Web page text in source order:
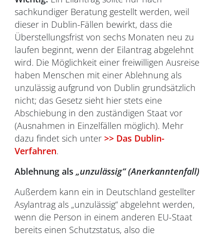
sachkundiger Beratung gestellt werden, weil
dieser in Dublin-Fällen bewirkt, dass die
Überstellungsfrist von sechs Monaten neu zu
laufen beginnt, wenn der Eilantrag abgelehnt
wird. Die Möglichkeit einer freiwilligen Ausreise
haben Menschen mit einer Ablehnung als
unzulässig aufgrund von Dublin grundsätzlich
nicht; das Gesetz sieht hier stets eine
Abschiebung in den zuständigen Staat vor
(Ausnahmen in Einzelfällen möglich). Mehr
dazu findet sich unter >> Das Dublin-
Verfahren.
Ablehnung als „unzulässig“ (Anerkanntenfall)
Außerdem kann ein in Deutschland gestellter
Asylantrag als „unzulässig“ abgelehnt werden,
wenn die Person in einem anderen EU-Staat
bereits einen Schutzstatus, also die